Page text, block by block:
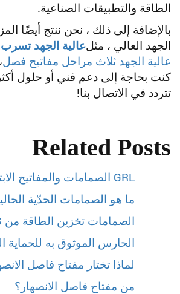
الطاقة والتطبيقات الصناعية.
بالإضافة إلى ذلك ، نحن ننتج أيضًا
الجهد العالي ، مثلعالية الجهد
عالية الجهد ثلاث مراحل مفاتيح فصل
كنت بحاجة إلى دعم فني أو حلول أكثر
تتردد في الاتصال بنا!
Related Posts
GRL الصمامات والمفاتيح الابتكارات
ما هو الصمامات الحدّية
الحارس الموثوق به للحماية
لماذا تختار مفتاح فاصل
من مفتاح فاصل الانصهار؟